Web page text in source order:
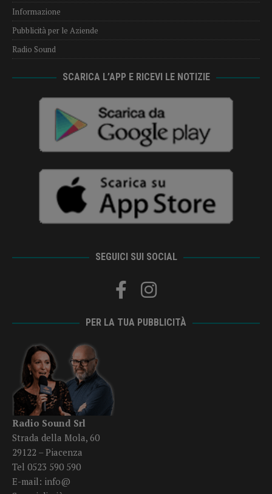
Informazione
Pubblicità per le Aziende
Radio Sound
SCARICA L’APP E RICEVI LE NOTIZIE
SEGUICI SUI SOCIAL
PER LA TUA PUBBLICITÀ
Radio Sound Srl
Strada della Mola, 60
29122 – Piacenza
Tel 0523 590 590
E-mail: info@